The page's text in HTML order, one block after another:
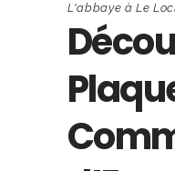
L'abbaye à Le